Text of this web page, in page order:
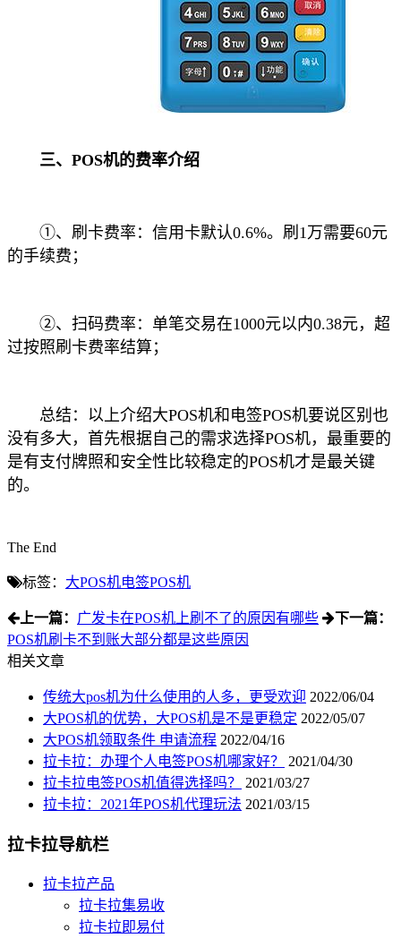
三、POS机的费率介绍
①、刷卡费率：信用卡默认0.6%。刷1万需要60元
的手续费；
②、扫码费率：单笔交易在1000元以内0.38元，超
过按照刷卡费率结算；
总结：以上介绍大POS机和电签POS机要说区别也
没有多大，首先根据自己的需求选择POS机，最重要的
是有支付牌照和安全性比较稳定的POS机才是最关键
的。
The End
标签： 大POS机电签POS机
上一篇： 广发卡在POS机上刷不了的原因有哪些
下一篇：
POS机刷卡不到账大部分都是这些原因
相关文章
传统大pos机为什么使用的人多，更受欢迎 2022/06/04
大POS机的优势，大POS机是不是更稳定 2022/05/07
大POS机领取条件 申请流程 2022/04/16
拉卡拉：办理个人电签POS机哪家好？
2021/04/30
拉卡拉电签POS机值得选择吗？
2021/03/27
拉卡拉：2021年POS机代理玩法 2021/03/15
拉卡拉导航栏
拉卡拉产品
拉卡拉集易收
拉卡拉即易付